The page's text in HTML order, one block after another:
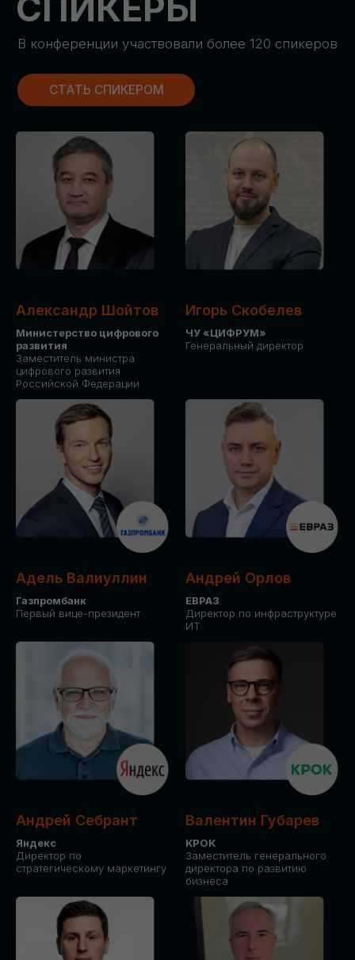
Александр Шойтов
Министерство цифрового
развития
Заместитель министра
цифрового развития
Российской Федерации
Игорь Скобелев
ЧУ «ЦИФРУМ»
Генеральный директор
Адель Валиуллин
Газпромбанк
Первый вице-президент
Андрей Орлов
ЕВРАЗ
Директор по инфраструктуре
ИТ
Андрей Себрант
Яндекс
Директор по
стратегическому маркетингу
Валентин Губарев
КРОК
Заместитель генерального
директора по развитию
бизнеса